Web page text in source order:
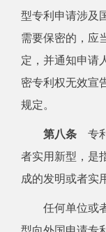
型专利申请涉及
需要保密的，应
定，并通知申请
密专利权无效宣
规定。
第八条 专
者实用新型，是
成的发明或者实
任何单位或者